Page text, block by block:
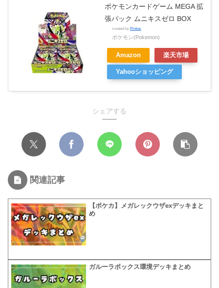
ポケモンカードゲーム MEGA 拡
張パック ムニキスゼロ BOX
created by Rinker
ポケモン(Pokemon)
Amazon 楽天市場
Yahooショッピング
シェアする
関連記事
【ポケカ】メガレックウザexデッキまと
め
ガルーラボックス環境デッキまとめ